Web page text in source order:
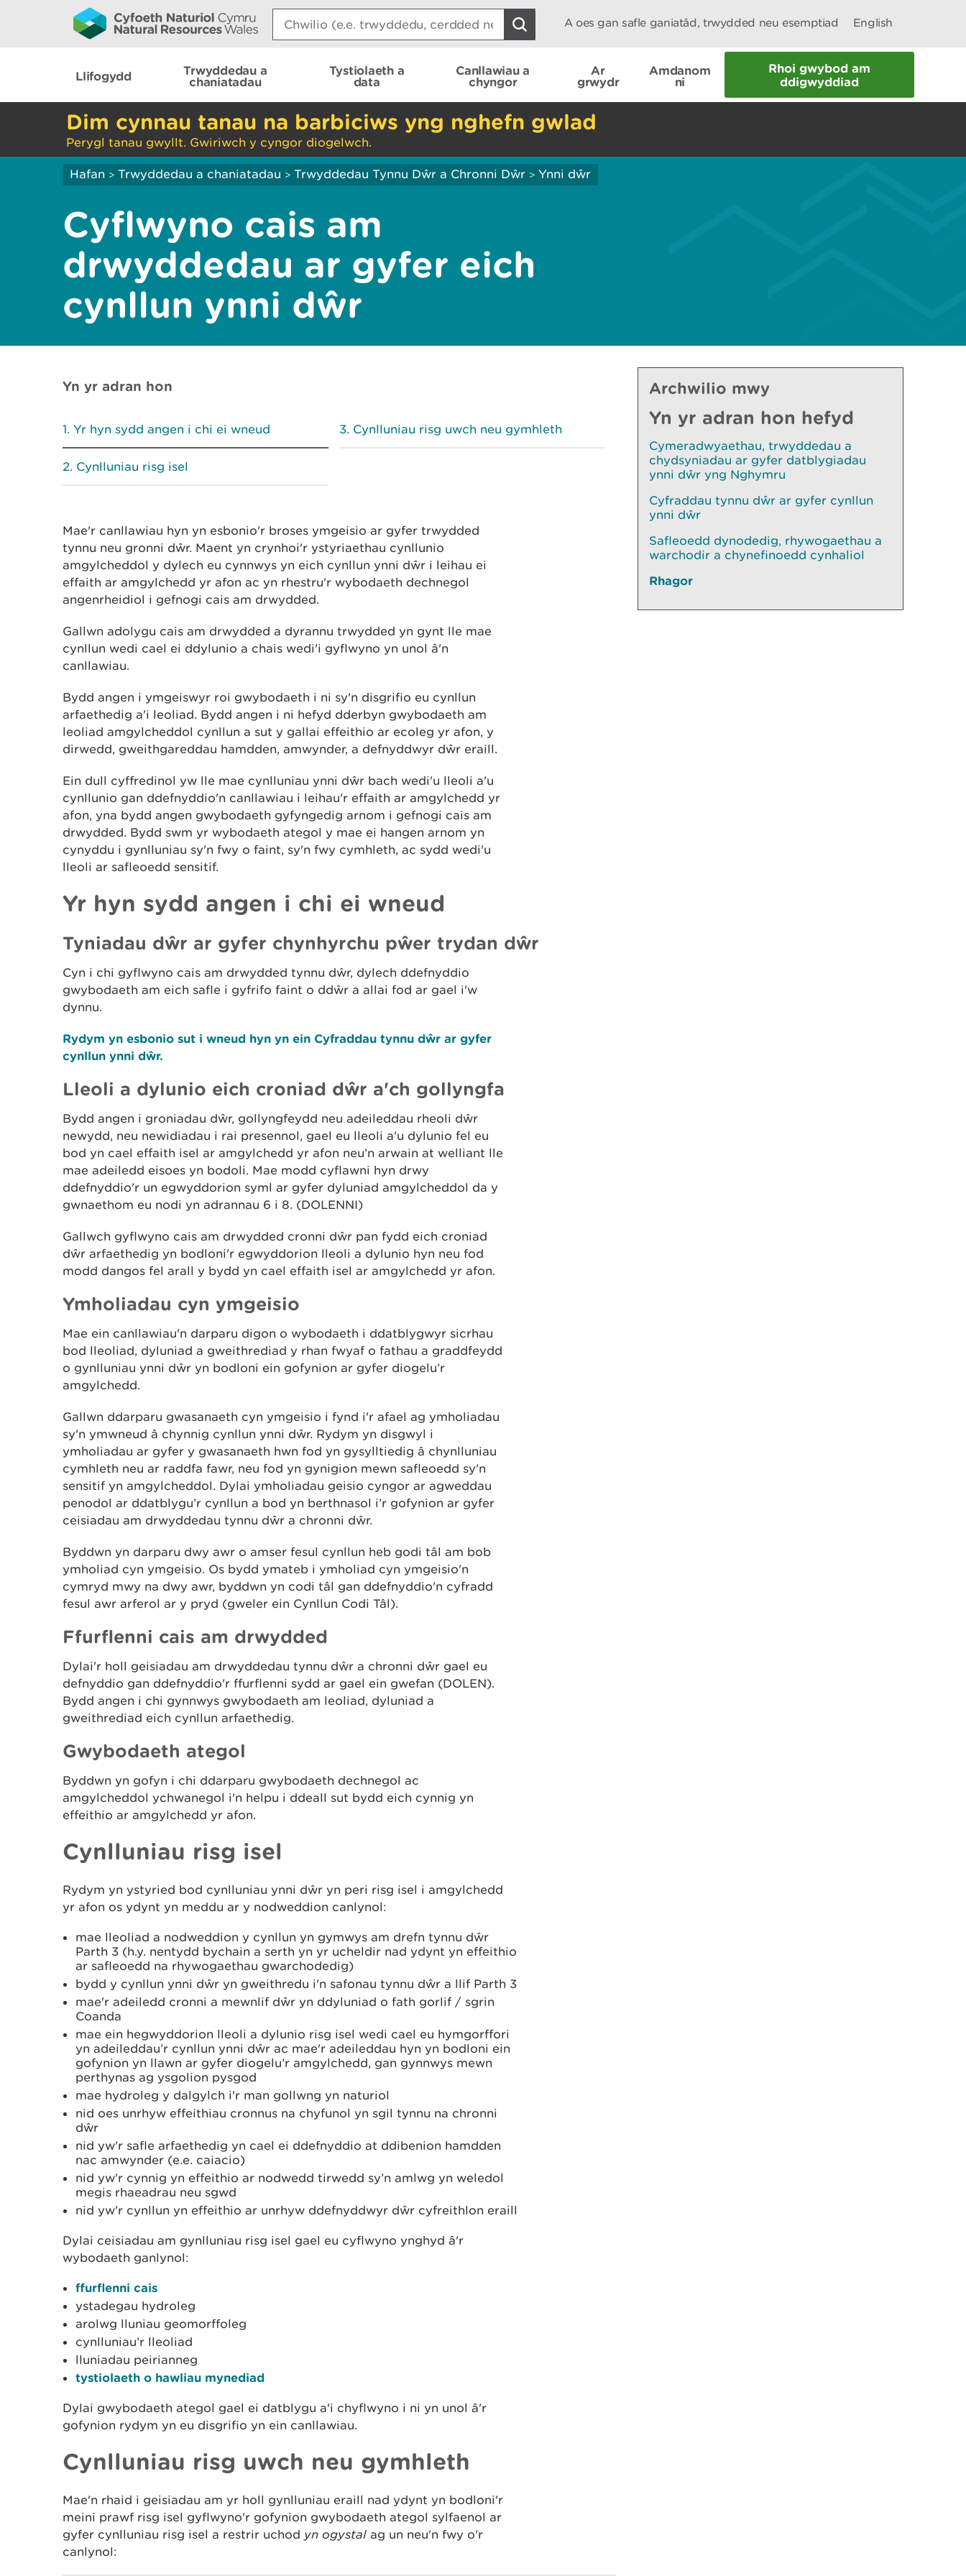
Search:
A oes gan safle ganiatâd, trwydded neu esemptiad English
Llifogydd
Trwyddedau a
chaniatadau
Tystiolaeth a
data
Canllawiau a
chyngor
Ar
grwydr
Amdanom
ni
Rhoi gwybod am
ddigwyddiad
Dim cynnau tanau na barbiciws yng nghefn gwlad
Perygl tanau gwyllt. Gwiriwch y cyngor diogelwch.
Hafan > Trwyddedau a chaniatadau > Trwyddedau Tynnu Dŵr a Chronni Dŵr > Ynni dŵr
Cyflwyno cais am
drwyddedau ar gyfer eich
cynllun ynni dŵr
Yn yr adran hon
Yr hyn sydd angen i chi ei wneud
Cynlluniau risg isel
Cynlluniau risg uwch neu gymhleth
Mae'r canllawiau hyn yn esbonio'r broses ymgeisio ar gyfer trwydded
tynnu neu gronni dŵr. Maent yn crynhoi'r ystyriaethau cynllunio
amgylcheddol y dylech eu cynnwys yn eich cynllun ynni dŵr i leihau ei
effaith ar amgylchedd yr afon ac yn rhestru'r wybodaeth dechnegol
angenrheidiol i gefnogi cais am drwydded.
Gallwn adolygu cais am drwydded a dyrannu trwydded yn gynt lle mae
cynllun wedi cael ei ddylunio a chais wedi'i gyflwyno yn unol â'n
canllawiau.
Bydd angen i ymgeiswyr roi gwybodaeth i ni sy'n disgrifio eu cynllun
arfaethedig a'i leoliad. Bydd angen i ni hefyd dderbyn gwybodaeth am
leoliad amgylcheddol cynllun a sut y gallai effeithio ar ecoleg yr afon, y
dirwedd, gweithgareddau hamdden, amwynder, a defnyddwyr dŵr eraill.
Ein dull cyffredinol yw lle mae cynlluniau ynni dŵr bach wedi'u lleoli a'u
cynllunio gan ddefnyddio'n canllawiau i leihau'r effaith ar amgylchedd yr
afon, yna bydd angen gwybodaeth gyfyngedig arnom i gefnogi cais am
drwydded. Bydd swm yr wybodaeth ategol y mae ei hangen arnom yn
cynyddu i gynlluniau sy'n fwy o faint, sy'n fwy cymhleth, ac sydd wedi'u
lleoli ar safleoedd sensitif.
Yr hyn sydd angen i chi ei wneud
Tyniadau dŵr ar gyfer chynhyrchu pŵer trydan dŵr
Cyn i chi gyflwyno cais am drwydded tynnu dŵr, dylech ddefnyddio
gwybodaeth am eich safle i gyfrifo faint o ddŵr a allai fod ar gael i'w
dynnu.
Rydym yn esbonio sut i wneud hyn yn ein Cyfraddau tynnu dŵr ar gyfer
cynllun ynni dŵr.
Lleoli a dylunio eich croniad dŵr a'ch gollyngfa
Bydd angen i groniadau dŵr, gollyngfeydd neu adeileddau rheoli dŵr
newydd, neu newidiadau i rai presennol, gael eu lleoli a'u dylunio fel eu
bod yn cael effaith isel ar amgylchedd yr afon neu’n arwain at welliant lle
mae adeiledd eisoes yn bodoli. Mae modd cyflawni hyn drwy
ddefnyddio'r un egwyddorion syml ar gyfer dyluniad amgylcheddol da y
gwnaethom eu nodi yn adrannau 6 i 8. (DOLENNI)
Gallwch gyflwyno cais am drwydded cronni dŵr pan fydd eich croniad
dŵr arfaethedig yn bodloni'r egwyddorion lleoli a dylunio hyn neu fod
modd dangos fel arall y bydd yn cael effaith isel ar amgylchedd yr afon.
Ymholiadau cyn ymgeisio
Mae ein canllawiau'n darparu digon o wybodaeth i ddatblygwyr sicrhau
bod lleoliad, dyluniad a gweithrediad y rhan fwyaf o fathau a graddfeydd
o gynlluniau ynni dŵr yn bodloni ein gofynion ar gyfer diogelu’r
amgylchedd.
Gallwn ddarparu gwasanaeth cyn ymgeisio i fynd i'r afael ag ymholiadau
sy'n ymwneud â chynnig cynllun ynni dŵr. Rydym yn disgwyl i
ymholiadau ar gyfer y gwasanaeth hwn fod yn gysylltiedig â chynlluniau
cymhleth neu ar raddfa fawr, neu fod yn gynigion mewn safleoedd sy'n
sensitif yn amgylcheddol. Dylai ymholiadau geisio cyngor ar agweddau
penodol ar ddatblygu’r cynllun a bod yn berthnasol i’r gofynion ar gyfer
ceisiadau am drwyddedau tynnu dŵr a chronni dŵr.
Byddwn yn darparu dwy awr o amser fesul cynllun heb godi tâl am bob
ymholiad cyn ymgeisio. Os bydd ymateb i ymholiad cyn ymgeisio'n
cymryd mwy na dwy awr, byddwn yn codi tâl gan ddefnyddio'n cyfradd
fesul awr arferol ar y pryd (gweler ein Cynllun Codi Tâl).
Ffurflenni cais am drwydded
Dylai'r holl geisiadau am drwyddedau tynnu dŵr a chronni dŵr gael eu
defnyddio gan ddefnyddio'r ffurflenni sydd ar gael ein gwefan (DOLEN).
Bydd angen i chi gynnwys gwybodaeth am leoliad, dyluniad a
gweithrediad eich cynllun arfaethedig.
Gwybodaeth ategol
Byddwn yn gofyn i chi ddarparu gwybodaeth dechnegol ac
amgylcheddol ychwanegol i'n helpu i ddeall sut bydd eich cynnig yn
effeithio ar amgylchedd yr afon.
Cynlluniau risg isel
Rydym yn ystyried bod cynlluniau ynni dŵr yn peri risg isel i amgylchedd
yr afon os ydynt yn meddu ar y nodweddion canlynol:
mae lleoliad a nodweddion y cynllun yn gymwys am drefn tynnu dŵr
Parth 3 (h.y. nentydd bychain a serth yn yr ucheldir nad ydynt yn effeithio
ar safleoedd na rhywogaethau gwarchodedig)
bydd y cynllun ynni dŵr yn gweithredu i'n safonau tynnu dŵr a llif Parth 3
mae'r adeiledd cronni a mewnlif dŵr yn ddyluniad o fath gorlif / sgrin
Coanda
mae ein hegwyddorion lleoli a dylunio risg isel wedi cael eu hymgorffori
yn adeileddau’r cynllun ynni dŵr ac mae'r adeileddau hyn yn bodloni ein
gofynion yn llawn ar gyfer diogelu’r amgylchedd, gan gynnwys mewn
perthynas ag ysgolion pysgod
mae hydroleg y dalgylch i'r man gollwng yn naturiol
nid oes unrhyw effeithiau cronnus na chyfunol yn sgil tynnu na chronni
dŵr
nid yw'r safle arfaethedig yn cael ei ddefnyddio at ddibenion hamdden
nac amwynder (e.e. caiacio)
nid yw'r cynnig yn effeithio ar nodwedd tirwedd sy’n amlwg yn weledol
megis rhaeadrau neu sgwd
nid yw'r cynllun yn effeithio ar unrhyw ddefnyddwyr dŵr cyfreithlon eraill
Dylai ceisiadau am gynlluniau risg isel gael eu cyflwyno ynghyd â'r
wybodaeth ganlynol:
ffurflenni cais
ystadegau hydroleg
arolwg lluniau geomorffoleg
cynlluniau’r lleoliad
lluniadau peirianneg
tystiolaeth o hawliau mynediad
Dylai gwybodaeth ategol gael ei datblygu a'i chyflwyno i ni yn unol â'r
gofynion rydym yn eu disgrifio yn ein canllawiau.
Cynlluniau risg uwch neu gymhleth
Mae'n rhaid i geisiadau am yr holl gynlluniau eraill nad ydynt yn bodloni'r
meini prawf risg isel gyflwyno'r gofynion gwybodaeth ategol sylfaenol ar
gyfer cynlluniau risg isel a restrir uchod yn ogystal ag un neu'n fwy o'r
canlynol:
Archwilio mwy
Yn yr adran hon hefyd
Cymeradwyaethau, trwyddedau a
chydsyniadau ar gyfer datblygiadau
ynni dŵr yng Nghymru
Cyfraddau tynnu dŵr ar gyfer cynllun
ynni dŵr
Safleoedd dynodedig, rhywogaethau a
warchodir a chynefinoedd cynhaliol
Rhagor